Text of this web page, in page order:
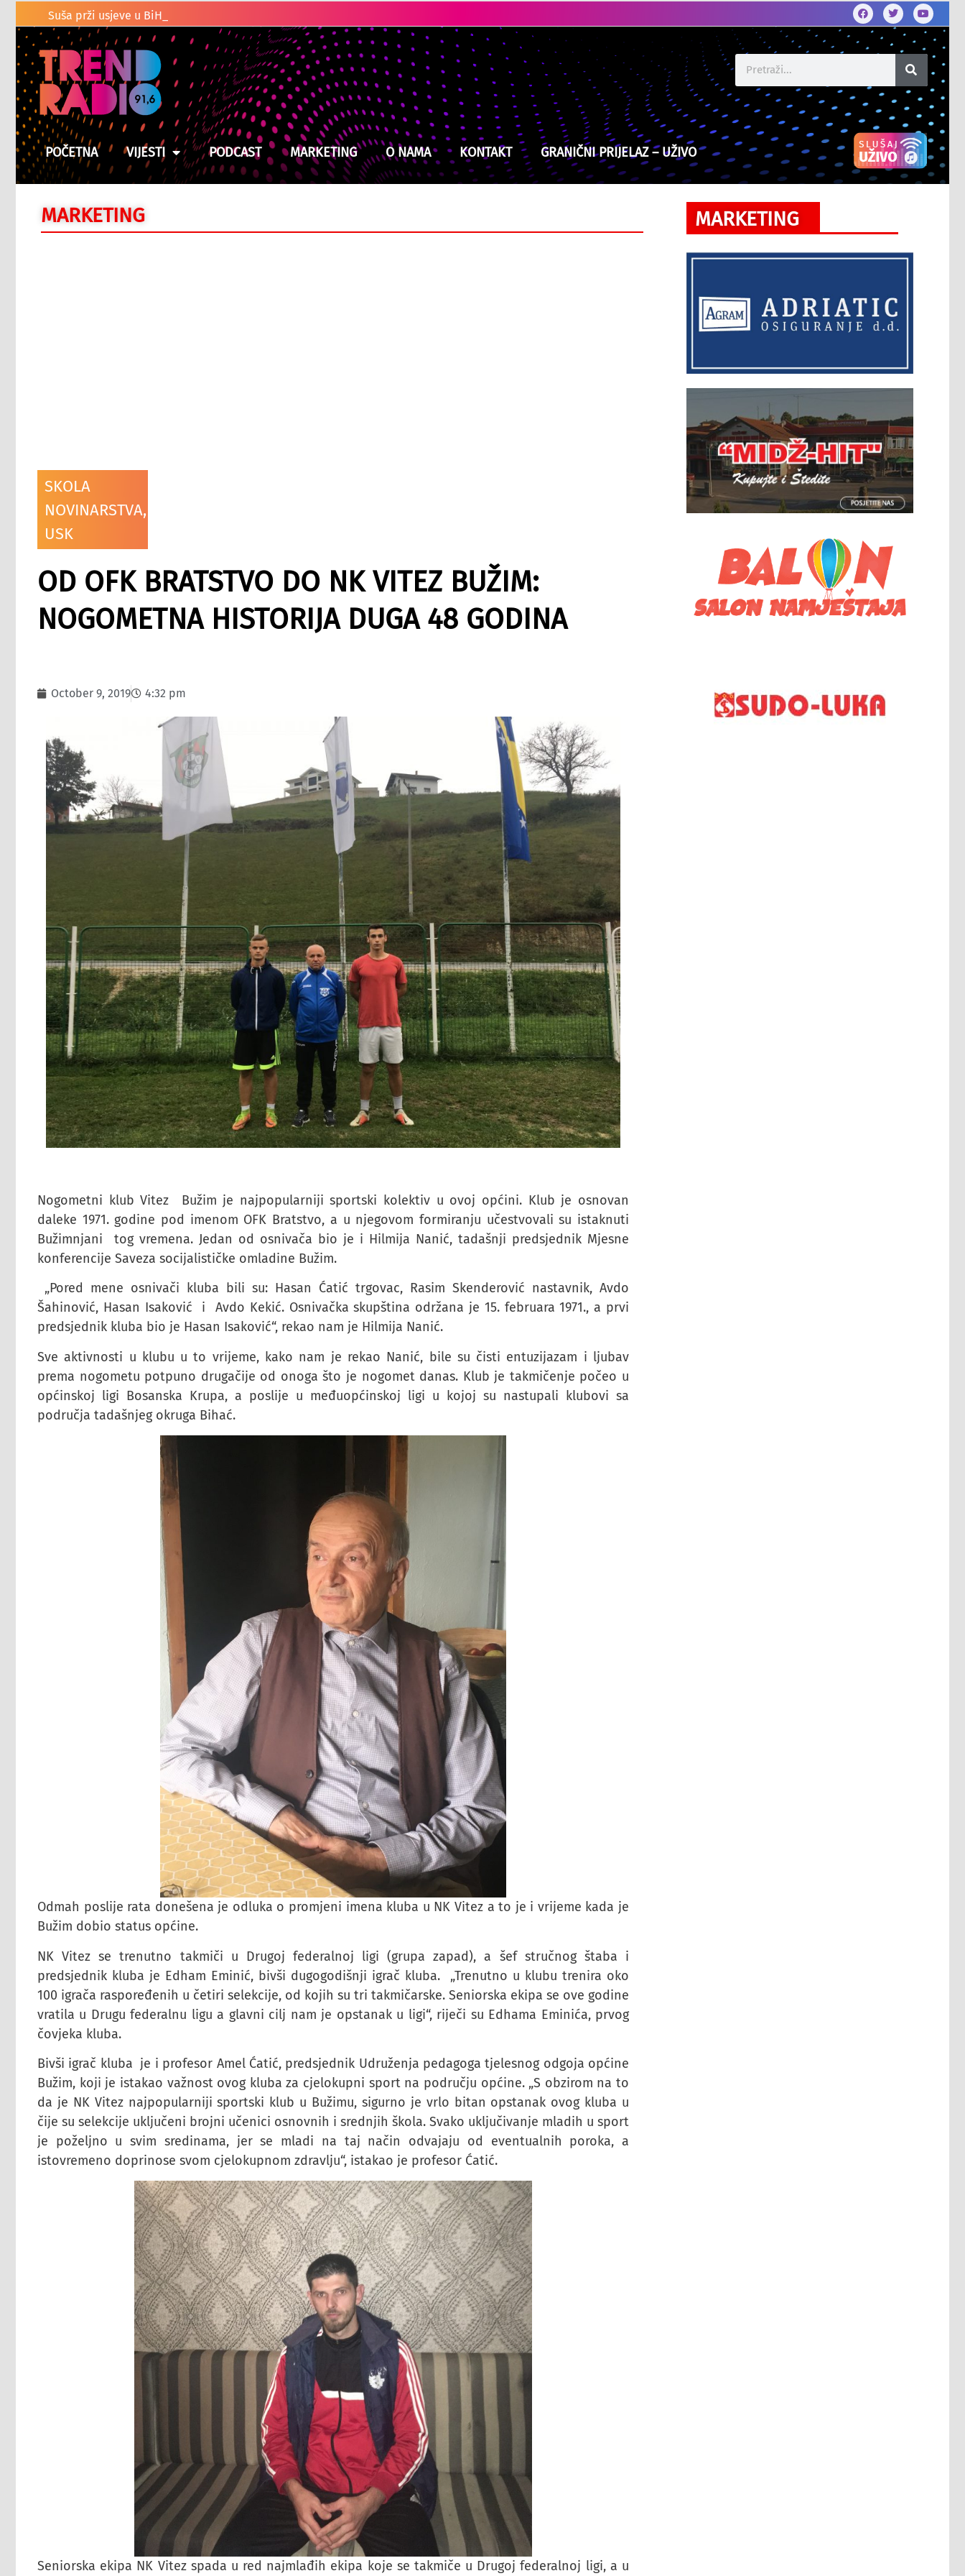
Suša prži usjeve u BiH, moguće poskupljenje hrane
POČETNA VIJESTI PODCAST MARKETING O NAMA KONTAKT GRANIČNI PRIJELAZ – UŽIVO
MARKETING
SKOLA
NOVINARSTVA,
USK
OD OFK BRATSTVO DO NK VITEZ BUŽIM:
NOGOMETNA HISTORIJA DUGA 48 GODINA
October 9, 2019 4:32 pm
Nogometni klub Vitez Bužim je najpopularniji sportski kolektiv u ovoj općini. Klub je osnovan
daleke 1971. godine pod imenom OFK Bratstvo, a u njegovom formiranju učestvovali su istaknuti
Bužimnjani tog vremena. Jedan od osnivača bio je i Hilmija Nanić, tadašnji predsjednik Mjesne
konferencije Saveza socijalističke omladine Bužim.
„Pored mene osnivači kluba bili su: Hasan Ćatić trgovac, Rasim Skenderović nastavnik, Avdo
Šahinović, Hasan Isaković i Avdo Kekić. Osnivačka skupština održana je 15. februara 1971., a prvi
predsjednik kluba bio je Hasan Isaković“, rekao nam je Hilmija Nanić.
Sve aktivnosti u klubu u to vrijeme, kako nam je rekao Nanić, bile su čisti entuzijazam i ljubav
prema nogometu potpuno drugačije od onoga što je nogomet danas. Klub je takmičenje počeo u
općinskoj ligi Bosanska Krupa, a poslije u međuopćinskoj ligi u kojoj su nastupali klubovi sa
područja tadašnjeg okruga Bihać.
Odmah poslije rata donešena je odluka o promjeni imena kluba u NK Vitez a to je i vrijeme kada je
Bužim dobio status općine.
NK Vitez se trenutno takmiči u Drugoj federalnoj ligi (grupa zapad), a šef stručnog štaba i
predsjednik kluba je Edham Eminić, bivši dugogodišnji igrač kluba. „Trenutno u klubu trenira oko
100 igrača raspoređenih u četiri selekcije, od kojih su tri takmičarske. Seniorska ekipa se ove godine
vratila u Drugu federalnu ligu a glavni cilj nam je opstanak u ligi“, riječi su Edhama Eminića, prvog
čovjeka kluba.
Bivši igrač kluba je i profesor Amel Ćatić, predsjednik Udruženja pedagoga tjelesnog odgoja općine
Bužim, koji je istakao važnost ovog kluba za cjelokupni sport na području općine. „S obzirom na to
da je NK Vitez najpopularniji sportski klub u Bužimu, sigurno je vrlo bitan opstanak ovog kluba u
čije su selekcije uključeni brojni učenici osnovnih i srednjih škola. Svako uključivanje mladih u sport
je poželjno u svim sredinama, jer se mladi na taj način odvajaju od eventualnih poroka, a
istovremeno doprinose svom cjelokupnom zdravlju“, istakao je profesor Ćatić.
Seniorska ekipa NK Vitez spada u red najmlađih ekipa koje se takmiče u Drugoj federalnoj ligi, a u
MARKETING